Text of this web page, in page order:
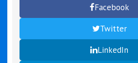
Facebook
Twitter
LinkedIn